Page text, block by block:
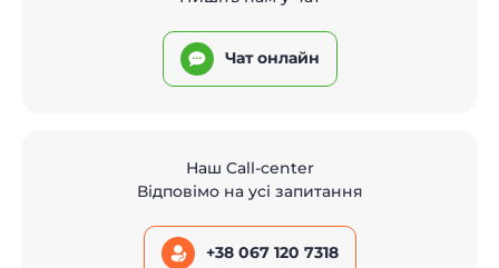
Чат онлайн
Наш Call-center
Відповімо на усі запитання
+38 067 120 7318